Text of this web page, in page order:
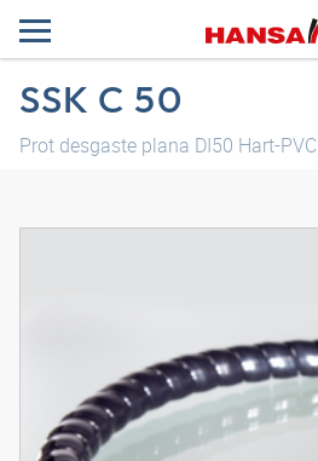
SSK C 50
Prot desgaste plana DI50 Hart-PVC